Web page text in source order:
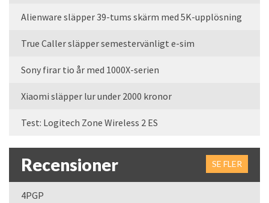
Alienware släpper 39-tums skärm med 5K-upplösning
True Caller släpper semestervänligt e-sim
Sony firar tio år med 1000X-serien
Xiaomi släpper lur under 2000 kronor
Test: Logitech Zone Wireless 2 ES
Recensioner SE FLER
4PGP